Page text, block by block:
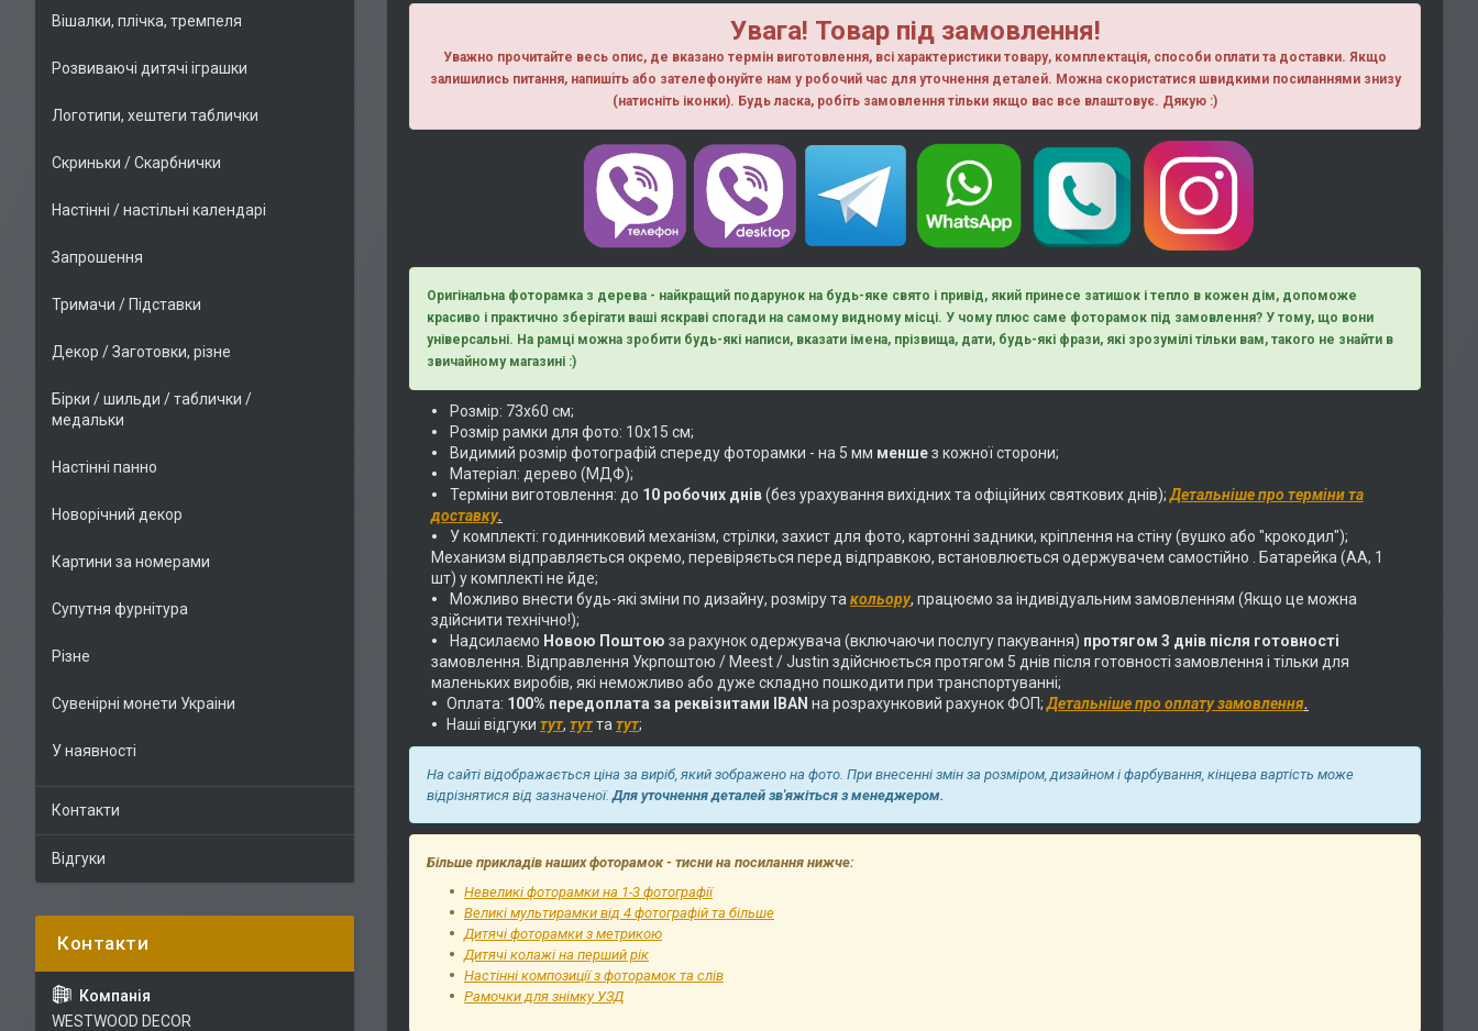
Увага! Товар під замовлення!
Уважно прочитайте весь опис, де вказано термін виготовлення, всі характеристики товару, комплектація, способи оплати та доставки. Якщо
залишились питання, напишiть або зателефонуйте нам у робочий час для уточнення деталей. Можна скористатися швидкими посиланнями знизу
(натисніть іконки). Будь ласка, робiть замовлення тiльки якщо вас все влаштовує. Дякую :)
Оригінальна фоторамка з дерева - найкращий подарунок на будь-яке свято і привід, який принесе затишок і тепло в кожен дім, допоможе
красиво і практично зберігати ваші яскраві спогади на самому видному місці. У чому плюс саме фоторамок під замовлення? У тому, що вони
універсальні. На рамці можна зробити будь-які написи, вказати імена, прізвища, дати, будь-які фрази, які зрозумілі тільки вам, такого не знайти в
звичайному магазині :)
Розмір: 73х60 см;
Розмір рамки для фото: 10х15 см;
Видимий розмір фотографій спереду фоторамки - на 5 мм меншез кожної сторони;
Матеріал: дерево (МДФ);
Терміни виготовлення: до 10 робочих днів(без урахування вихідних та офіційних святкових днів);Детальніше про терміни та
доставку.
У комплекті: годинниковий механізм, стрілки, захист для фото, картонні задники, кріплення на стіну (вушко або "крокодил");
Механизм відправляється окремо, перевіряється перед відправкою, встановлюється одержувачем самостійно . Батарейка (АА, 1
шт) у комплекті не йде;
Можливо внести будь-які зміни по дизайну, розміру та кольору, працюємо за індивідуальним замовленням (Якщо це можна
здійснити технічно!);
Надсилаємо Новою Поштою за рахунок одержувача (включаючи послугу пакування) протягом 3 днів після готовності
замовлення. Відправлення Укрпоштою / Meest / Justin здійснюється протягом 5 днів після готовності замовлення і тільки для
маленьких виробів, які неможливо або дуже складно пошкодити при транспортуванні;
Оплата: 100% передоплата за реквізитами IBAN на розрахунковий рахунок ФОП;Детальніше про оплату замовлення.
Наші відгуки тут, тутта тут;
На сайті відображається ціна за виріб, який зображено на фото. При внесенні змін за розміром, дизайном і фарбування, кінцева вартість може
відрізнятися від зазначеної.Для уточнення деталей зв'яжіться з менеджером.
Більше прикладів наших фоторамок - тисни на посилання нижче:
Невеликі фоторамки на 1-3 фотографії
Великі мультирамки від 4 фотографій та більше
Дитячі фоторамки з метрикою
Дитячі колажі на перший рік
Настінні композиції з фоторамок та слів
Рамочки для знімку УЗД
Вішалки, плічка, тремпеля
Розвиваючі дитячі іграшки
Логотипи, хештеги таблички
Скриньки / Скарбнички
Настінні / настільні календарі
Запрошення
Тримачи / Підставки
Декор / Заготовки, різне
Бірки / шильди / таблички /
медальки
Настінні панно
Новорічний декор
Картини за номерами
Супутня фурнітура
Різне
Сувенірні монети Украіни
У наявності
Контакти
Відгуки
WESTWOOD DECOR